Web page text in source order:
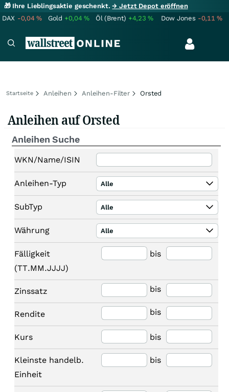
🎁 Ihre Lieblingsaktie geschenkt.→ Jetzt Depot eröffnen
DAX -0,04% Gold +0,04% Öl (Brent) +4,23% Dow Jones -0,11%
Startseite Anleihen Anleihen-Filter Orsted
Anleihen auf Orsted
Anleihen Suche
WKN/Name/ISIN
Anleihen-Typ Alle
SubTyp Alle
Währung Alle
Fälligkeit
(TT.MM.JJJJ)
bis
Zinssatz bis
Rendite bis
Kurs bis
Kleinste handelb.
Einheit
bis